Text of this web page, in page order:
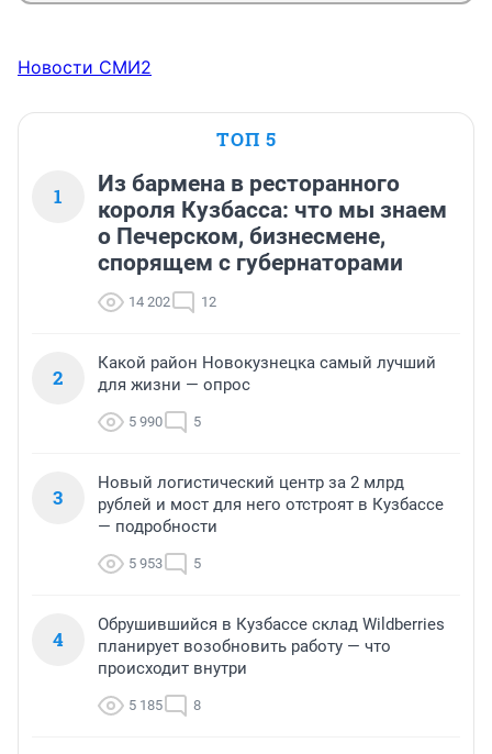
Новости СМИ2
ТОП 5
1
Из бармена в ресторанного
короля Кузбасса: что мы знаем
о Печерском, бизнесмене,
спорящем с губернаторами
14 202 12
2
Какой район Новокузнецка самый лучший
для жизни — опрос
5 990 5
3
Новый логистический центр за 2 млрд
рублей и мост для него отстроят в Кузбассе
— подробности
5 953 5
4
Обрушившийся в Кузбассе склад Wildberries
планирует возобновить работу — что
происходит внутри
5 185 8